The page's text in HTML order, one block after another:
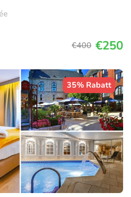
€400 €250
35% Rabatt